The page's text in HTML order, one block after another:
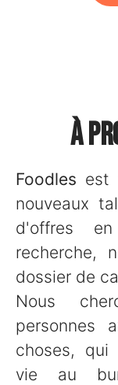
À
Foodles est
nouveaux
d'offres
recherche,
dossier de
Nous
personnes
choses, qui
vie au